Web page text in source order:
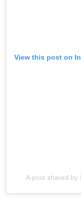
View this post on
A post shared by